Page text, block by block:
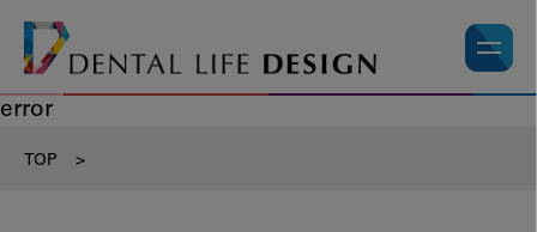
error
TOP >